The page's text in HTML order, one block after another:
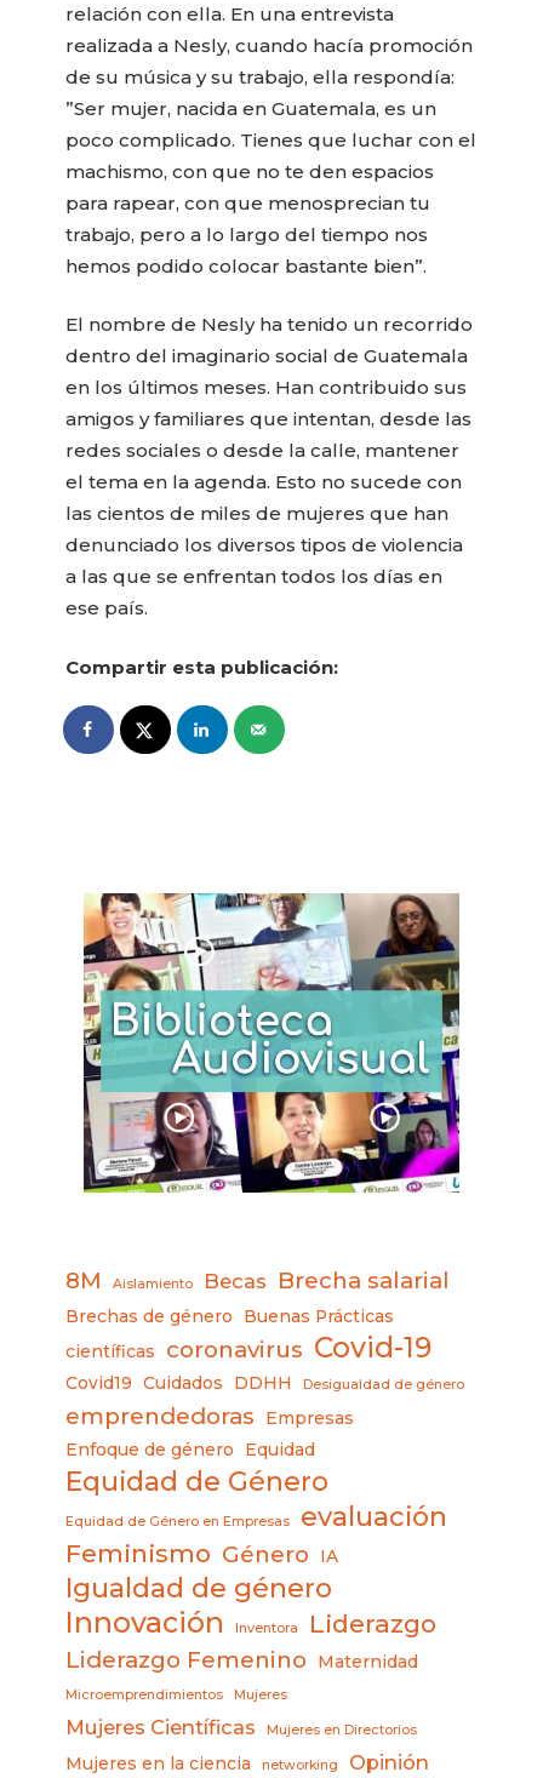
relación con ella. En una entrevista
realizada a Nesly, cuando hacía promoción
de su música y su trabajo, ella respondía:
”Ser mujer, nacida en Guatemala, es un
poco complicado. Tienes que luchar con el
machismo, con que no te den espacios
para rapear, con que menosprecian tu
trabajo, pero a lo largo del tiempo nos
hemos podido colocar bastante bien”.
El nombre de Nesly ha tenido un recorrido
dentro del imaginario social de Guatemala
en los últimos meses. Han contribuido sus
amigos y familiares que intentan, desde las
redes sociales o desde la calle, mantener
el tema en la agenda. Esto no sucede con
las cientos de miles de mujeres que han
denunciado los diversos tipos de violencia
a las que se enfrentan todos los días en
ese país.
Compartir esta publicación:
8M Aislamiento Becas Brecha salarial
Brechas de género
Buenas Prácticas
científicas
coronavirus Covid-19
Covid19 Cuidados DDHH Desigualdad de género
emprendedoras
Empresas
Enfoque de género
Equidad
Equidad de Género
Equidad de Género en Empresas evaluación
Feminismo Género IA
Igualdad de género
Innovación Inventora Liderazgo
Liderazgo Femenino Maternidad
Microemprendimientos Mujeres
Mujeres Científicas Mujeres en Directorios
Mujeres en la ciencia networking Opinión